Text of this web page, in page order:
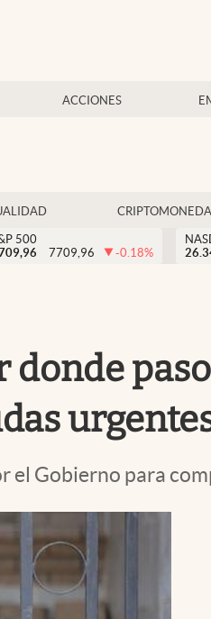
ACCIONES
500
7709,96 -0.18%
Gobierno para